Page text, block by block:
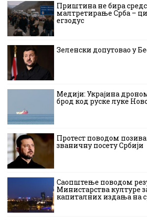
Приштина не бира
малтретирање Срба –
егзодус
Зеленски допутовао у
Медији: Украјина
брод код руске луке
Протест поводом
званичну посету Србији
Саопштење поводом
Министарства културе
капиталних издања на